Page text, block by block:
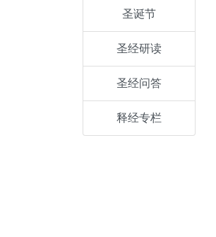
圣诞节
圣经研读
圣经问答
释经专栏